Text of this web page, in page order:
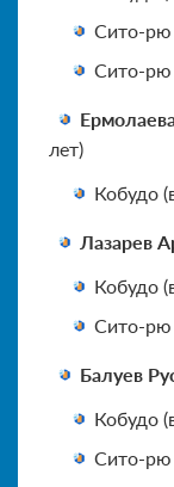
Сито-рю
Сито-рю
лет)
Кобудо
Лазарев
Кобудо
Сито-рю
Балуев
Кобудо
Сито-рю